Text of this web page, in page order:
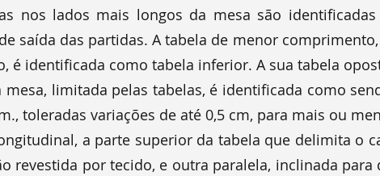
nos lados mais longos da mesa são
saída das partidas. A tabela de menor
é identificada como tabela inferior. A sua tabela
mesa, limitada pelas tabelas, é identificada como
toleradas variações de até 0,5 cm, para mais ou
a parte superior da tabela que delimita o
revestida por tecido, e outra paralela, inclinada